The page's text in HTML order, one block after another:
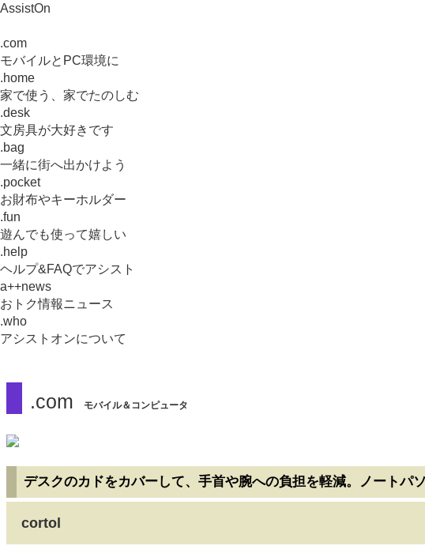
.com モバイル＆コンピュータ
デスクのカドをカバーして、手首や腕への負担を軽減。ノート
cortol
AssistOn
.com
モバイルとPC環境に
.home
家で使う、家でたのしむ
.desk
文房具が大好きです
.bag
一緒に街へ出かけよう
.pocket
お財布やキーホルダー
.fun
遊んでも使って嬉しい
.help
ヘルプ&FAQでアシスト
a++news
おトク情報ニュース
.who
アシストオンについて